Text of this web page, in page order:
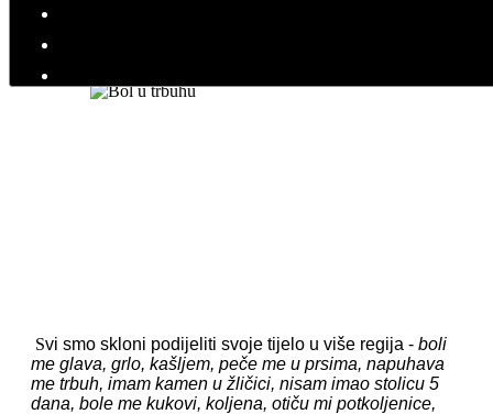
Najvažnije je pratiti svoje tijelo
Svi smo skloni podijeliti svoje tijelo u više regija - boli
me glava, grlo, kašljem, peče me u prsima, napuhava
me trbuh, imam kamen u žličici, nisam imao stolicu 5
dana, bole me kukovi, koljena, otiču mi potkoljenice,